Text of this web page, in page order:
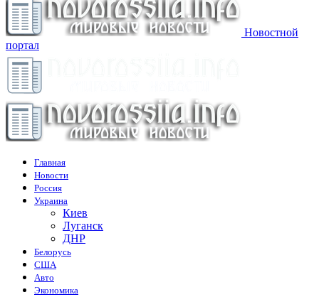
Новостной
портал
Главная
Новости
Россия
Украина
Киев
Луганск
ДНР
Белорусь
США
Авто
Экономика